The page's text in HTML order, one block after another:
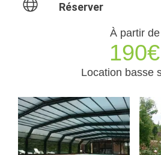
Réserver
À partir de
190€
Location basse